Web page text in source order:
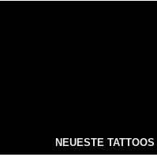
NEUESTE TATTOOS